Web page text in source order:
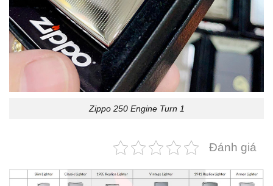
Zippo 250 Engine Turn 1
Đánh giá